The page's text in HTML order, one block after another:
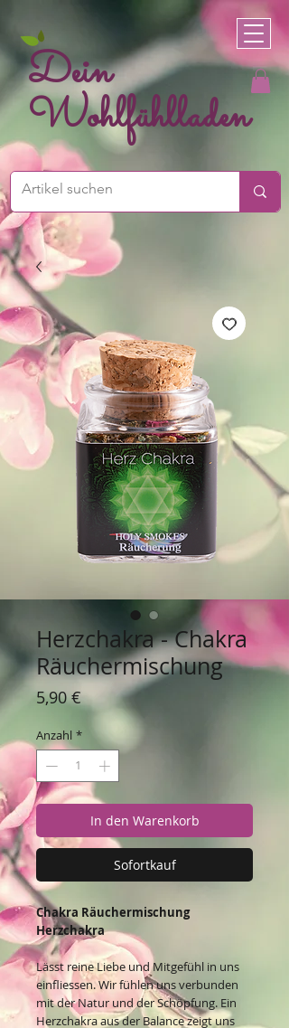
Dein
Wohlfühlladen
Herzchakra - Chakra
Räuchermischung
5,90 €Preis
Anzahl *
In den Warenkorb
Sofortkauf
Chakra Räuchermischung
Herzchakra
Lässt reine Liebe und Mitgefühl in uns
einfliessen. Wir fühlen uns verbunden
mit der Natur und der Schöpfung. Ein
Herzchakra aus der Balance zeigt uns